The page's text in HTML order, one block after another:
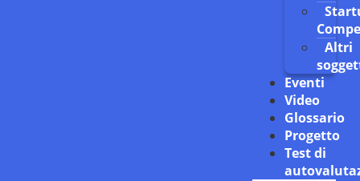
Altri
Eventi
Video
Glossario
Progetto
Test di